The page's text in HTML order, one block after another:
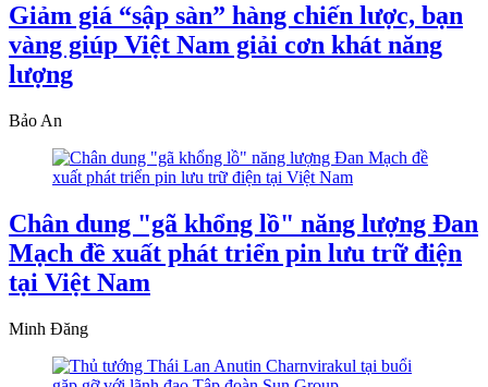
Giảm giá “sập sàn” hàng chiến lược, bạn
vàng giúp Việt Nam giải cơn khát năng
lượng
Bảo An
Chân dung "gã khổng lồ" năng lượng Đan
Mạch đề xuất phát triển pin lưu trữ điện
tại Việt Nam
Minh Đăng